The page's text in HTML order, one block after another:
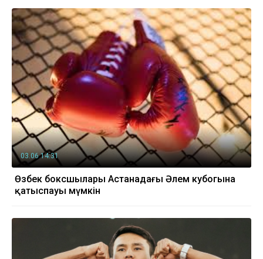
03.06 14:31
Өзбек боксшылары Астанадағы Әлем кубогына
қатыспауы мүмкін